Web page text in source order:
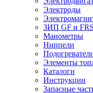
Электроды
ЗИП GF и FRS
Манометры
Ниппели
Элементы
Каталоги
Инструкции
Запасные